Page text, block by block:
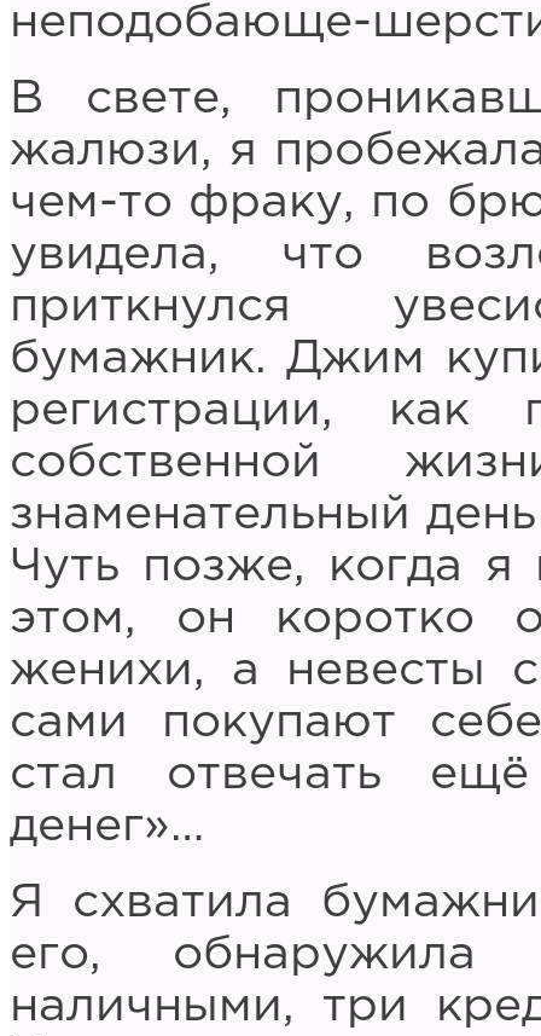
неподобающе-
В свете,
жалюзи, я
чем-то фраку, по
увидела, что
приткнулся
бумажник. Джим
регистрации,
собственной
знаменательный
Чуть позже, когда я
этом, он коротко
женихи, а невесты
сами покупают
стал отвечать
денег»…
Я схватила
его, обнаружила
наличными, три